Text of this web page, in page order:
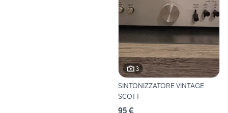
3
SINTONIZZATORE VINTAGE
SCOTT
95 €